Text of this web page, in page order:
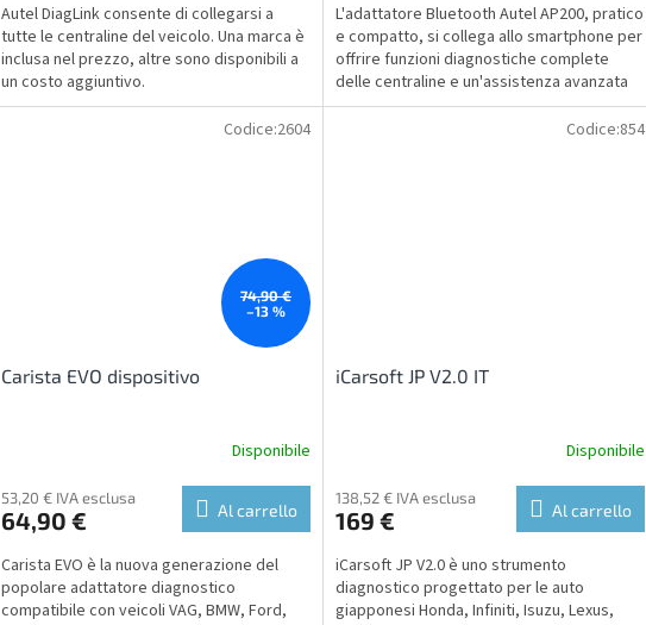
Autel DiagLink consente di collegarsi a
tutte le centraline del veicolo. Una marca è
inclusa nel prezzo, altre sono disponibili a
un costo aggiuntivo.
L'adattatore Bluetooth Autel AP200, pratico
e compatto, si collega allo smartphone per
offrire funzioni diagnostiche complete
delle centraline e un'assistenza avanzata
per i...
74,90 €
–13 %
Carista EVO dispositivo
Disponibile
53,20 € IVA esclusa
64,90 € Al carrello
Carista EVO è la nuova generazione del
popolare adattatore diagnostico
compatibile con veicoli VAG, BMW, Ford,
Codice:2604
iCarsoft JP V2.0 IT
Disponibile
138,52 € IVA esclusa
169 € Al carrello
iCarsoft JP V2.0 è uno strumento
diagnostico progettato per le auto
giapponesi Honda, Infiniti, Isuzu, Lexus,
Codice:854